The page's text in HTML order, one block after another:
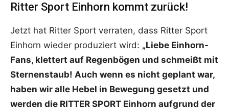
Ritter Sport Einhorn kommt zurück!
Jetzt hat Ritter Sport verraten, dass Ritter Sport
Einhorn wieder produziert wird: „Liebe Einhorn-
Fans, klettert auf Regenbögen und schmeißt mit
Sternenstaub! Auch wenn es nicht geplant war,
haben wir alle Hebel in Bewegung gesetzt und
werden die RITTER SPORT Einhorn aufgrund der